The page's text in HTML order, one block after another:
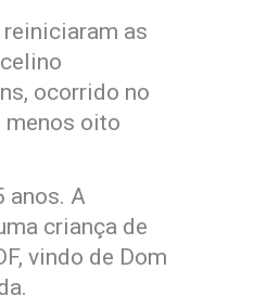
as
ocorrido no
menos oito
anos. A
criança de
vindo de Dom